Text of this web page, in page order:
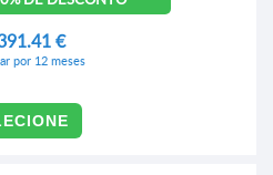
€
por 12 meses